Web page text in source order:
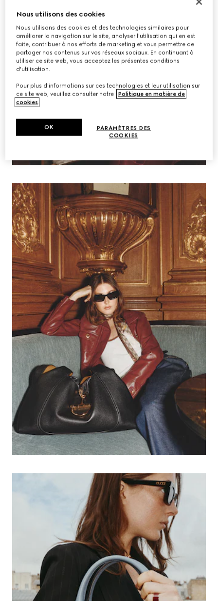
Nous utilisons des cookies
Nous utilisons des cookies et des technologies similaires pour
améliorer la navigation sur le site, analyser l'utilisation qui en est
faite, contribuer à nos efforts de marketing et vous permettre de
partager nos contenus sur vos réseaux sociaux. En continuant à
utiliser ce site web, vous acceptez les présentes conditions
d'utilisation.
Pour plus d'informations sur ces technologies et leur utilisation sur
ce site web, veuillez consulter notre
Politique en matière de
cookies.
PARAMÈTRES DES
COOKIES
OK